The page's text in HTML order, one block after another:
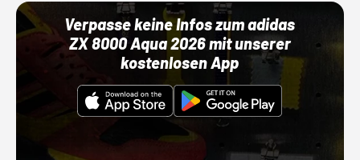
Verpasse keine Infos zum adidas
ZX 8000 Aqua 2026 mit unserer
kostenlosen App